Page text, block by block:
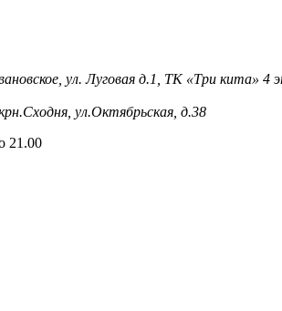
ул. Луговая д.1, ТК «Три кита» 4
ул.Октябрьская, д.38
21.00